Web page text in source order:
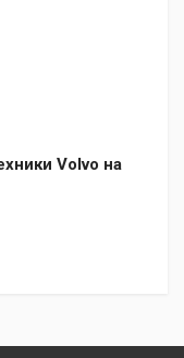
Volvo на